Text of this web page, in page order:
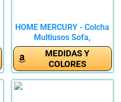
HOME MERCURY - Colcha
Multiusos Sofa,
Cubrecama,...
MEDIDAS Y
COLORES